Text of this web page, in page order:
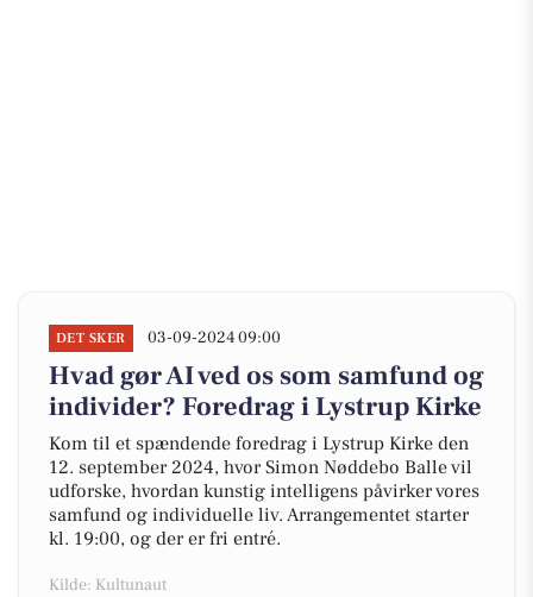
DET SKER 03-09-2024 09:00
Hvad gør AI ved os som samfund og
individer? Foredrag i Lystrup Kirke
Kom til et spændende foredrag i Lystrup Kirke den
12. september 2024, hvor Simon Nøddebo Balle vil
udforske, hvordan kunstig intelligens påvirker vores
samfund og individuelle liv. Arrangementet starter
kl. 19:00, og der er fri entré.
Kilde: Kultunaut